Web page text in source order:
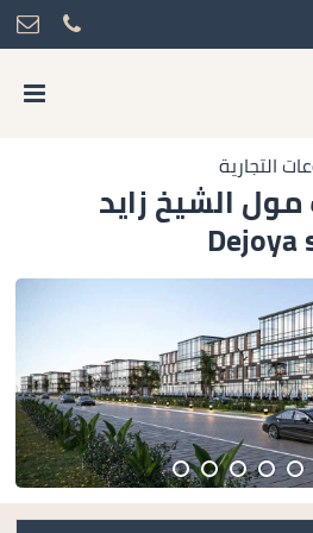
التجارية
الشيخ زايد
Dejoya